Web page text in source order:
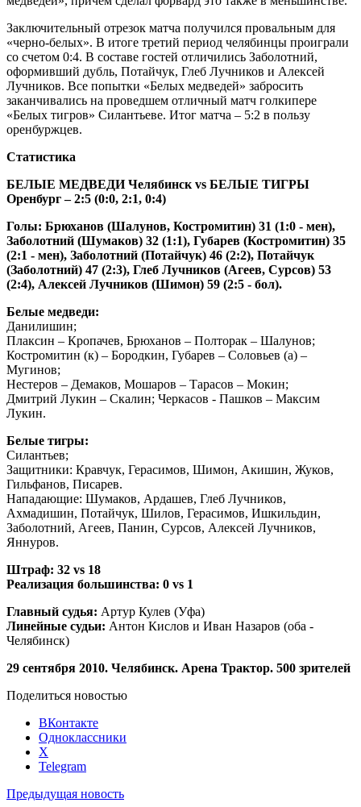
Заключительный отрезок матча получился провальным для
«черно-белых». В итоге третий период челябинцы проиграли
со счетом 0:4. В составе гостей отличились Заболотний,
оформивший дубль, Потайчук, Глеб Лучников и Алексей
Лучников. Все попытки «Белых медведей» забросить
заканчивались на проведшем отличный матч голкипере
«Белых тигров» Силантьеве. Итог матча – 5:2 в пользу
оренбуржцев.
Статистика
БЕЛЫЕ МЕДВЕДИ Челябинск vs БЕЛЫЕ ТИГРЫ
Оренбург – 2:5 (0:0, 2:1, 0:4)
Голы: Брюханов (Шалунов, Костромитин) 31 (1:0 - мен),
Заболотний (Шумаков) 32 (1:1), Губарев (Костромитин) 35
(2:1 - мен), Заболотний (Потайчук) 46 (2:2), Потайчук
(Заболотний) 47 (2:3), Глеб Лучников (Агеев, Сурсов) 53
(2:4), Алексей Лучников (Шимон) 59 (2:5 - бол).
Белые медведи:
Данилишин;
Плаксин – Кропачев, Брюханов – Полторак – Шалунов;
Костромитин (к) – Бородкин, Губарев – Соловьев (а) –
Мугинов;
Нестеров – Демаков, Мошаров – Тарасов – Мокин;
Дмитрий Лукин – Скалин; Черкасов - Пашков – Максим
Лукин.
Белые тигры:
Силантьев;
Защитники: Кравчук, Герасимов, Шимон, Акишин, Жуков,
Гильфанов, Писарев.
Нападающие: Шумаков, Ардашев, Глеб Лучников,
Ахмадишин, Потайчук, Шилов, Герасимов, Ишкильдин,
Заболотний, Агеев, Панин, Сурсов, Алексей Лучников,
Яннуров.
Штраф: 32 vs 18
Реализация большинства: 0 vs 1
Главный судья: Артур Кулев (Уфа)
Линейные судьи: Антон Кислов и Иван Назаров (оба -
Челябинск)
29 сентября 2010. Челябинск. Арена Трактор. 500 зрителей
Поделиться новостью
ВКонтакте
Одноклассники
X
Telegram
Предыдущая новость